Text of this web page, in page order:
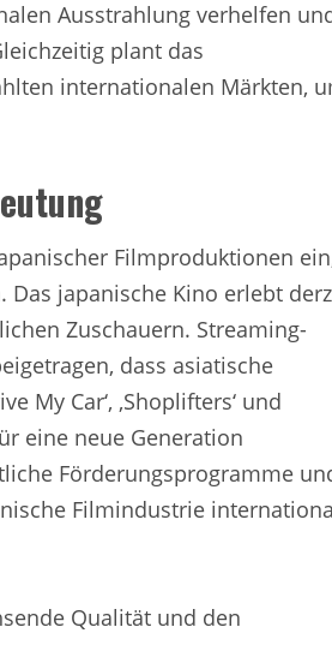
Ausstrahlung verhelfen
plant das
internationalen Märkten,
Filmproduktionen
japanische Kino erlebt
Zuschauern. Streaming-
dass asiatische
My Car‘, ‚Shoplifters‘ und
eine neue Generation
Förderungsprogramme
Filmindustrie
Qualität und den